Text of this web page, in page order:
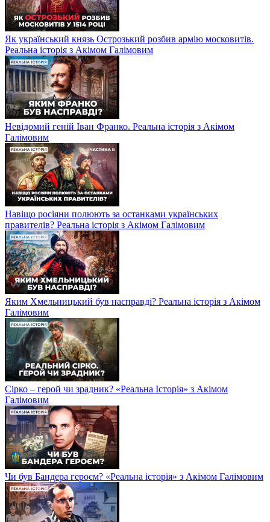
Як український князь Острозький розбив армію московитів.
Реальна історія з Акімом Галімовим
Невідомий геній Іван Франко. Реальна історія з Акімом
Галімовим
Навіщо росіяни полюють за останками українських
правителів? Реальна історія з Акімом Галімовим
Яким Хмельницький був насправді? Реальна історія з Акімом
Галімовим
Сірко – герой чи зрадник? «Реальна Історія» з Акімом
Галімовим
Чи був Бандера героєм? «Реальна історія» з Акімом Галімовим